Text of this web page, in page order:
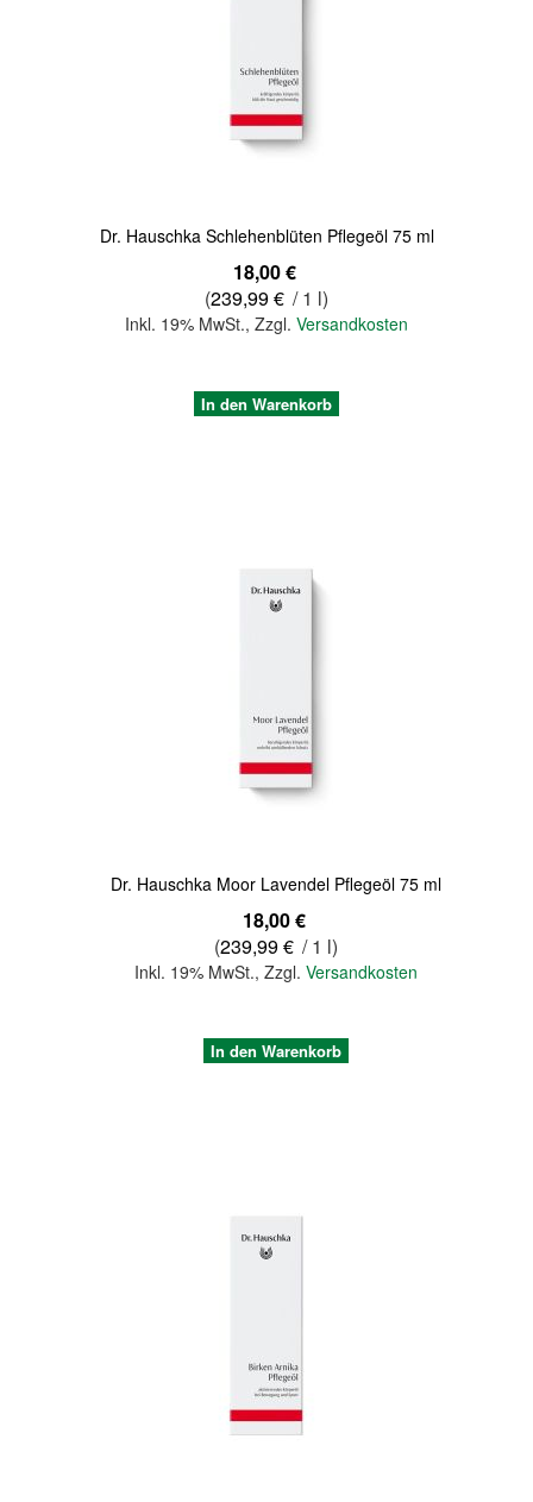
Dr. Hauschka Schlehenblüten Pflegeöl 75 ml
18,00 €
(239,99 € / 1 l)
Inkl. 19% MwSt., Zzgl. Versandkosten
In den Warenkorb
Dr. Hauschka Moor Lavendel Pflegeöl 75 ml
18,00 €
(239,99 € / 1 l)
Inkl. 19% MwSt.,Zzgl.Versandkosten
In den Warenkorb